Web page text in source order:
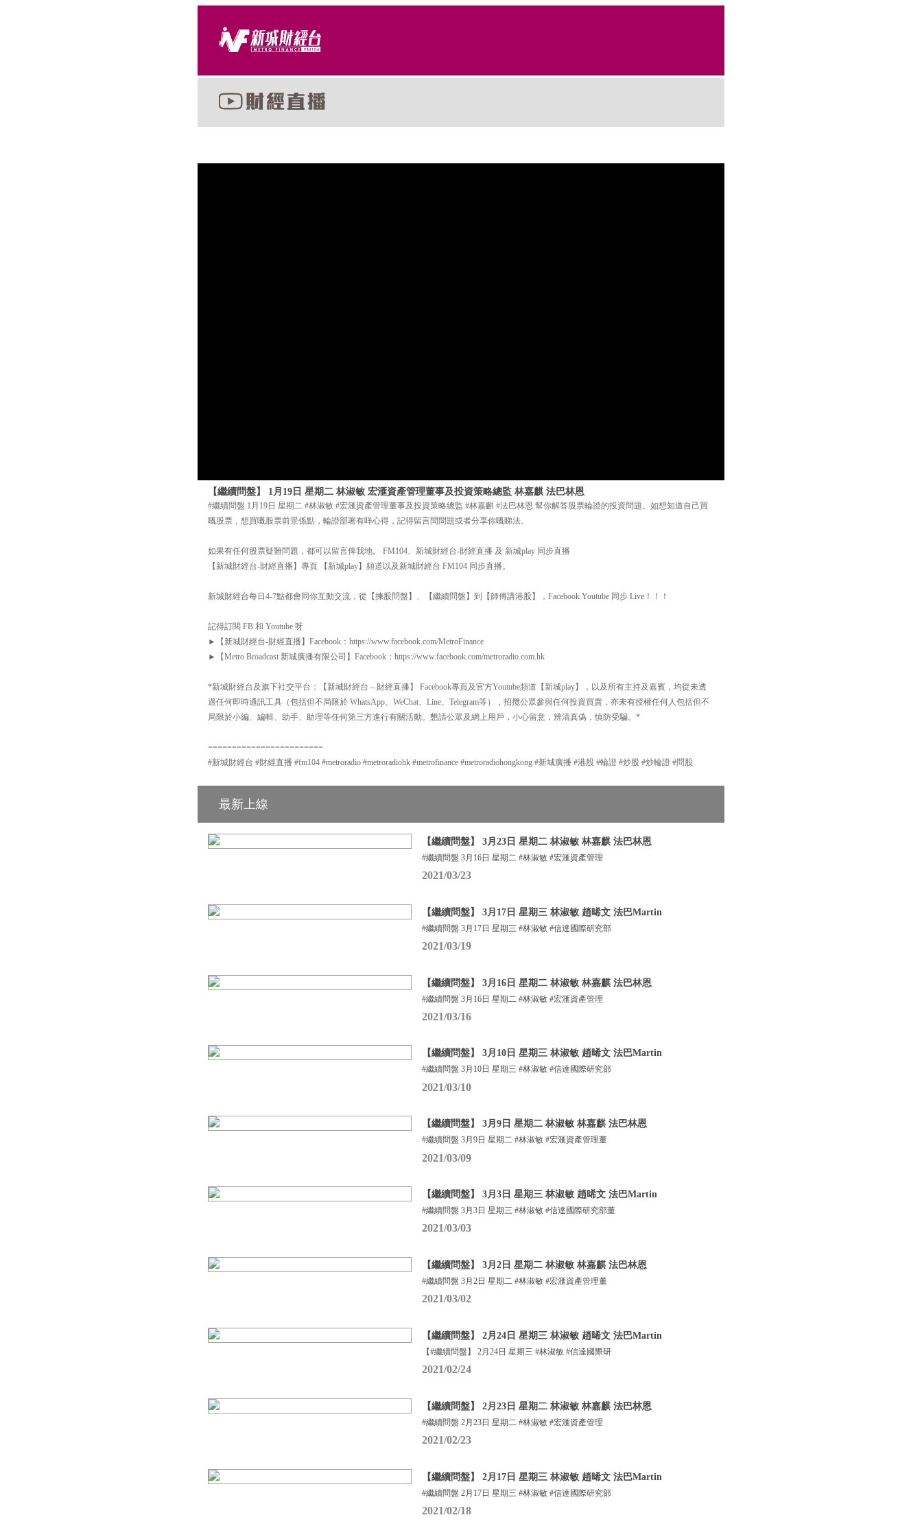
【繼續問盤】 1月19日 星期二 林淑敏 宏滙資產管理董事及投資策略總監 林嘉麒 法巴林恩
#繼續問盤 1月19日 星期二 #林淑敏 #宏滙資產管理董事及投資策略總監 #林嘉麒 #法巴林恩 幫你解答股票輪證的投資問題。如想知道自己買
嘅股票，想買嘅股票前景係點，輪證部署有咩心得，記得留言問問題或者分享你嘅睇法。
如果有任何股票疑難問題，都可以留言俾我地。 FM104、新城財經台-財經直播 及 新城play 同步直播
【新城財經台-財經直播】專頁 【新城play】頻道以及新城財經台 FM104 同步直播。
新城財經台每日4-7點都會同你互動交流，從【揀股問盤】、【繼續問盤】到【師傅講港股】，Facebook Youtube 同步 Live！！！
記得訂閱 FB 和 Youtube 呀
►【新城財經台-財經直播】Facebook：https://www.facebook.com/MetroFinance
►【Metro Broadcast 新城廣播有限公司】Facebook：https://www.facebook.com/metroradio.com.hk
*新城財經台及旗下社交平台：【新城財經台 – 財經直播】 Facebook專頁及官方Youtube頻道【新城play】，以及所有主持及嘉賓，均從未透
過任何即時通訊工具（包括但不局限於 WhatsApp、WeChat、Line、Telegram等），招攬公眾參與任何投資買賣，亦未有授權任何人包括但不
局限於小編、編輯、助手、助理等任何第三方進行有關活動。懇請公眾及網上用戶，小心留意，辨清真偽，慎防受騙。*
========================
#新城財經台 #財經直播 #fm104 #metroradio #metroradiohk #metrofinance #metroradiohongkong #新城廣播 #港股 #輪證 #炒股 #炒輪證 #問股
最新上線
【繼續問盤】 3月23日 星期二 林淑敏 林嘉麒 法巴林恩
#繼續問盤 3月16日 星期二 #林淑敏 #宏滙資產管理
2021/03/23
【繼續問盤】 3月17日 星期三 林淑敏 趙晞文 法巴Martin
#繼續問盤 3月17日 星期三 #林淑敏 #信達國際研究部
2021/03/19
【繼續問盤】 3月16日 星期二 林淑敏 林嘉麒 法巴林恩
#繼續問盤 3月16日 星期二 #林淑敏 #宏滙資產管理
2021/03/16
【繼續問盤】 3月10日 星期三 林淑敏 趙晞文 法巴Martin
#繼續問盤 3月10日 星期三 #林淑敏 #信達國際研究部
2021/03/10
【繼續問盤】 3月9日 星期二 林淑敏 林嘉麒 法巴林恩
#繼續問盤 3月9日 星期二 #林淑敏 #宏滙資產管理董
2021/03/09
【繼續問盤】 3月3日 星期三 林淑敏 趙晞文 法巴Martin
#繼續問盤 3月3日 星期三 #林淑敏 #信達國際研究部董
2021/03/03
【繼續問盤】 3月2日 星期二 林淑敏 林嘉麒 法巴林恩
#繼續問盤 3月2日 星期二 #林淑敏 #宏滙資產管理董
2021/03/02
【繼續問盤】 2月24日 星期三 林淑敏 趙晞文 法巴Martin
【#繼續問盤】 2月24日 星期三 #林淑敏 #信達國際研
2021/02/24
【繼續問盤】 2月23日 星期二 林淑敏 林嘉麒 法巴林恩
#繼續問盤 2月23日 星期二 #林淑敏 #宏滙資產管理
2021/02/23
【繼續問盤】 2月17日 星期三 林淑敏 趙晞文 法巴Martin
#繼續問盤 2月17日 星期三 #林淑敏 #信達國際研究部
2021/02/18